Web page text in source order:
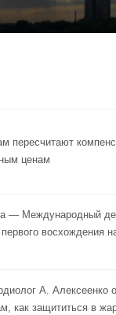
пересчитают
ценам
— Международный
первого восхождения
А. Алексеенко
как защититься в